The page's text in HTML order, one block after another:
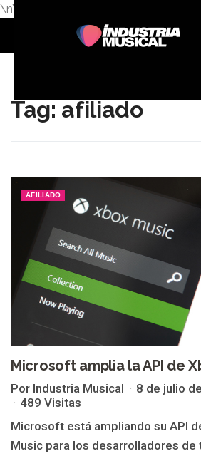
\n\n
Tag: afiliado
AFILIADO
Microsoft amplia la API de
Por Industria Musical
8 de julio
489 Visitas
Microsoft está ampliando su API
Music para los desarrolladores de